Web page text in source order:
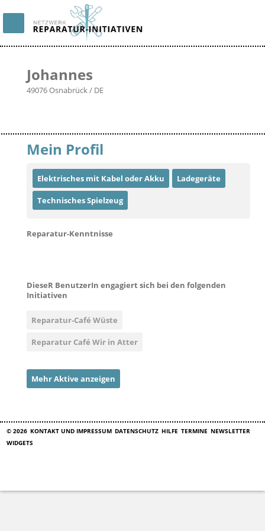
Johannes
49076 Osnabrück / DE
Mein Profil
Elektrisches mit Kabel oder Akku Ladegeräte
Technisches Spielzeug
Reparatur-Kenntnisse
DieseR BenutzerIn engagiert sich bei den folgenden
Initiativen
Reparatur-Café Wüste
Reparatur Café Wir in Atter
Mehr Aktive anzeigen
© 2026 KONTAKT UND IMPRESSUM DATENSCHUTZ HILFE TERMINE NEWSLETTER
WIDGETS